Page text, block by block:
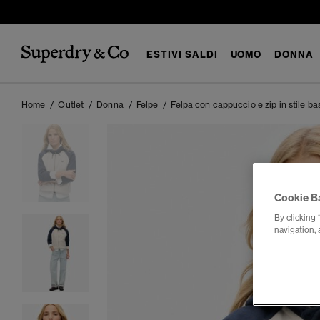
ESTIVI SALDI UOMO DONNA
Home Outlet Donna Felpe Felpa con cappuccio e zip in stile
Cookie
By clicking
navigation,